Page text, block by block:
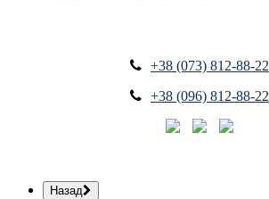
+38 (073) 812-88-22
+38 (096) 812-88-22
Назад